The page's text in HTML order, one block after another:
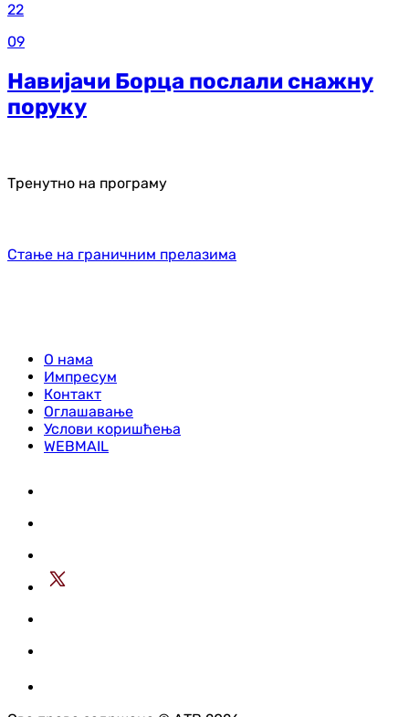
22
09
Навијачи Борца послали снажну
поруку
Тренутно на програму
Стање на граничним прелазима
О нама
Импресум
Контакт
Оглашавање
Услови коришћења
WEBMAIL